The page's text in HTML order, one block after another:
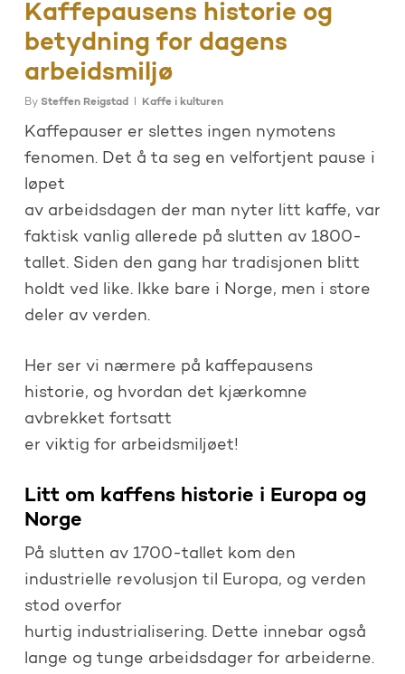
Kaffepausens historie og
betydning for dagens
arbeidsmiljø
By Steffen Reigstad Kaffe i kulturen
Kaffepauser er slettes ingen nymotens
fenomen. Det å ta seg en velfortjent pause i
løpet
av arbeidsdagen der man nyter litt kaffe, var
faktisk vanlig allerede på slutten av 1800-
tallet. Siden den gang har tradisjonen blitt
holdt ved like. Ikke bare i Norge, men i store
deler av verden.
Her ser vi nærmere på kaffepausens
historie, og hvordan det kjærkomne
avbrekket fortsatt
er viktig for arbeidsmiljøet!
Litt om kaffens historie i Europa og
Norge
På slutten av 1700-tallet kom den
industrielle revolusjon til Europa, og verden
stod overfor
hurtig industrialisering. Dette innebar også
lange og tunge arbeidsdager for arbeiderne.